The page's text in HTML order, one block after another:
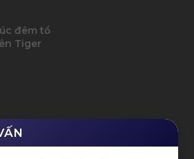
đêm tổ
Tiger